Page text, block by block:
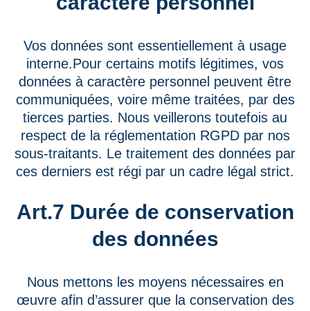
Vos données sont essentiellement à usage
interne.Pour certains motifs légitimes, vos
données à caractère personnel peuvent être
communiquées, voire même traitées, par des
tierces parties. Nous veillerons toutefois au
respect de la réglementation RGPD par nos
sous-traitants. Le traitement des données par
ces derniers est régi par un cadre légal strict.
Art.7 Durée de conservation
des données
Nous mettons les moyens nécessaires en
œuvre afin d’assurer que la conservation des